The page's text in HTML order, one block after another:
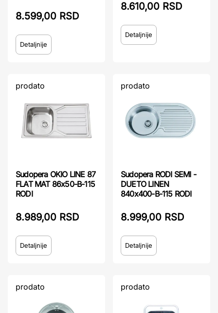
8.599,00 RSD
Detaljnije
8.610,00 RSD
Detaljnije
prodato
Sudopera OKIO LINE 87
FLAT MAT 86x50-B-115
RODI
8.989,00 RSD
Detaljnije
prodato
Sudopera RODI SEMI -
DUETO LINEN
840x400-B-115 RODI
8.999,00 RSD
Detaljnije
prodato prodato